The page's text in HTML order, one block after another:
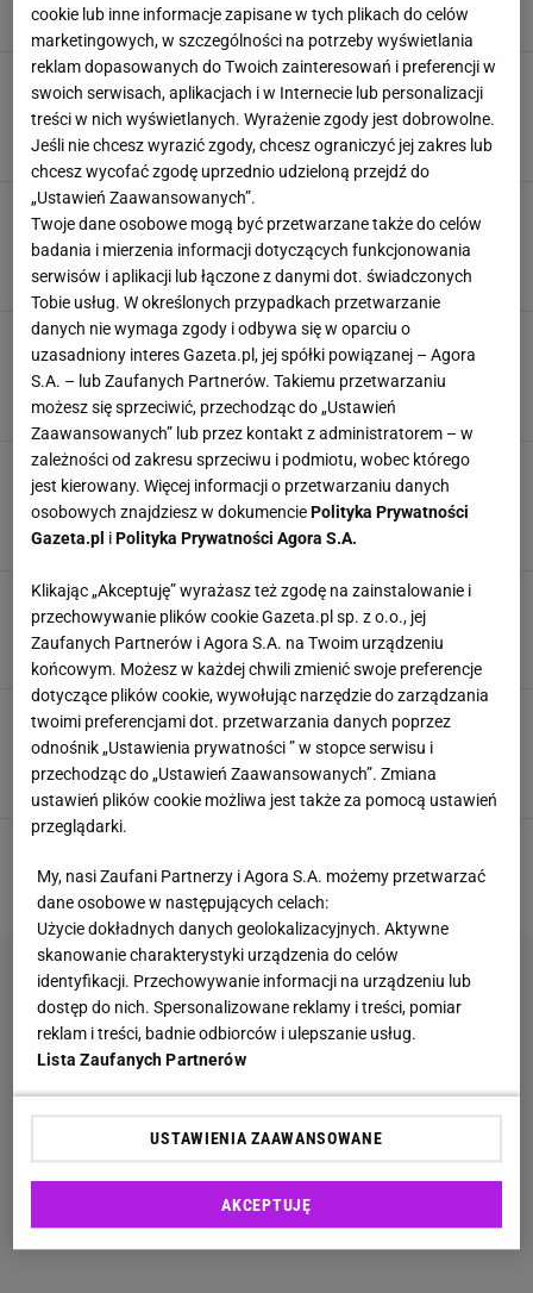
DZIEŃ MATKI MAMA MATKA WIERSZYKI
Co kupić na Dzień Matki? Zachwyć ukochaną
mamę oryginalną, indywidualnie dopasowaną
biżuterią
BIŻUTERIA DZIEŃ MATKI LIFESTYLE MAMA
Wybieramy prezent na Dzień Matki 2024.
Sprawdź najlepsze pomysły na ładne i
praktyczne upominki
DZIEŃ MATKI MAMA MATKA PREZENTY
Nie uwierzycie, kim jest mama Sanah. Teraz to
już żadna tajemnica. Dobre serce artystka ma
we krwi
MAMA NEWS SANAH ZAWÓD
Wiemy, po kim Małgorzata Kożuchowska ma
wyczucie stylu. Sukienka jej mamy zachwyca
internautki
GWIAZDY MAMA MAŁGORZATA KOŻUCHOWSKA
Blake Lively jest jedną z najlepiej ubranych
gwiazd. Zdradziła, dlaczego nie ma stylistki
BLAKE LIVELY GWIAZDY LIFESTYLE MAMA
Victoria Beckham o tym, jak ubierać się na
wesele jako mama. Zapomnij o garsonkach i
załóż halkę
MAMA SUKIENKI TRENDY
2 NASTĘPNA
cookie lub inne informacje zapisane w tych plikach do celów
marketingowych, w szczególności na potrzeby wyświetlania
reklam dopasowanych do Twoich zainteresowań i preferencji w
swoich serwisach, aplikacjach i w Internecie lub personalizacji
treści w nich wyświetlanych. Wyrażenie zgody jest dobrowolne.
Jeśli nie chcesz wyrazić zgody, chcesz ograniczyć jej zakres lub
chcesz wycofać zgodę uprzednio udzieloną przejdź do
„Ustawień Zaawansowanych”.
Twoje dane osobowe mogą być przetwarzane także do celów
badania i mierzenia informacji dotyczących funkcjonowania
serwisów i aplikacji lub łączone z danymi dot. świadczonych
Tobie usług. W określonych przypadkach przetwarzanie
danych nie wymaga zgody i odbywa się w oparciu o
uzasadniony interes Gazeta.pl, jej spółki powiązanej – Agora
S.A. – lub Zaufanych Partnerów. Takiemu przetwarzaniu
możesz się sprzeciwić, przechodząc do „Ustawień
Zaawansowanych” lub przez kontakt z administratorem – w
zależności od zakresu sprzeciwu i podmiotu, wobec którego
jest kierowany. Więcej informacji o przetwarzaniu danych
osobowych znajdziesz w dokumencie Polityka Prywatności
Gazeta.pl i Polityka Prywatności Agora S.A.
Klikając „Akceptuję” wyrażasz też zgodę na zainstalowanie i
przechowywanie plików cookie Gazeta.pl sp. z o.o., jej
Zaufanych Partnerów i Agora S.A. na Twoim urządzeniu
końcowym. Możesz w każdej chwili zmienić swoje preferencje
dotyczące plików cookie, wywołując narzędzie do zarządzania
twoimi preferencjami dot. przetwarzania danych poprzez
odnośnik „Ustawienia prywatności ” w stopce serwisu i
przechodząc do „Ustawień Zaawansowanych”. Zmiana
ustawień plików cookie możliwa jest także za pomocą ustawień
przeglądarki.
My, nasi Zaufani Partnerzy i Agora S.A. możemy przetwarzać
dane osobowe w następujących celach:
Użycie dokładnych danych geolokalizacyjnych. Aktywne
skanowanie charakterystyki urządzenia do celów
identyfikacji. Przechowywanie informacji na urządzeniu lub
dostęp do nich. Spersonalizowane reklamy i treści, pomiar
reklam i treści, badnie odbiorców i ulepszanie usług.
Lista Zaufanych Partnerów
USTAWIENIA ZAAWANSOWANE
AKCEPTUJĘ